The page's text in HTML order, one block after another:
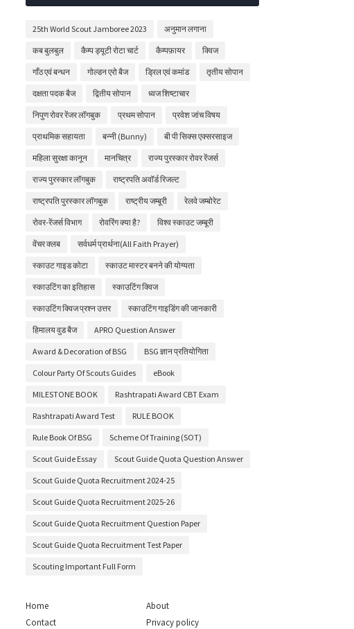
25th World Scout Jamboree 2023 अनुमान लगाना
कब बुलबुल कैम्प ड्यूटी रोटा चार्ट कैम्पफ़ायर क्विज
गाँठ एवं बन्धन गोल्डन एरो बैज ड्रिल एवं कमांड तृतीय सोपान
दक्षता पदक बैज द्वितीय सोपान ध्वज शिष्टाचार
निपुण रोवर रेंजर लॉगबुक प्रथम सोपान प्रवेश जांच विषय
प्राथमिक सहायता बन्नी (Bunny) बी पी सिक्स एक्सरसाइज
महिला सुरक्षा कानून मानचित्र राज्य पुरस्कार रोवर रेंजर्स
राज्य पुरस्कार लॉगबुक राष्ट्रपति अवॉर्ड रिजल्ट
राष्ट्रपति पुरस्कार लॉगबुक राष्ट्रीय जम्बूरी रेलवे जम्बोरेट
रोवर-रेंजर्स विभाग रोवरिंग क्या है? विश्व स्काउट जम्बूरी
वेंचर क्लब सर्वधर्म प्रार्थना(All Faith Prayer)
स्काउट गाइड कोटा स्काउट मास्टर बनने की योग्यता
स्काउटिंग का इतिहास स्काउटिंग क्विज
स्काउटिंग क्विज प्रश्न उत्तर स्काउटिंग गाइडिंग की जानकारी
हिमालय वुड बैज APRO Question Answer
Award & Decoration of BSG BSG ज्ञान प्रतियोगिता
Colour Party Of Scouts Guides eBook
MILESTONE BOOK Rashtrapati Award CBT Exam
Rashtrapati Award Test RULE BOOK
Rule Book Of BSG Scheme Of Training (SOT)
Scout Guide Essay Scout Guide Quota Question Answer
Scout Guide Quota Recruitment 2024-25
Scout Guide Quota Recruitment 2025-26
Scout Guide Quota Recruitment Question Paper
Scout Guide Quota Recruitment Test Paper
Scouting Important Full Form
Home
About
Contact
Privacy policy